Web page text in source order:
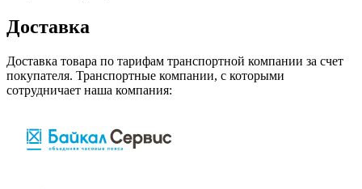
Доставка
Доставка товара по тарифам транспортной компании за счет
покупателя. Транспортные компании, с которыми
сотрудничает наша компания: